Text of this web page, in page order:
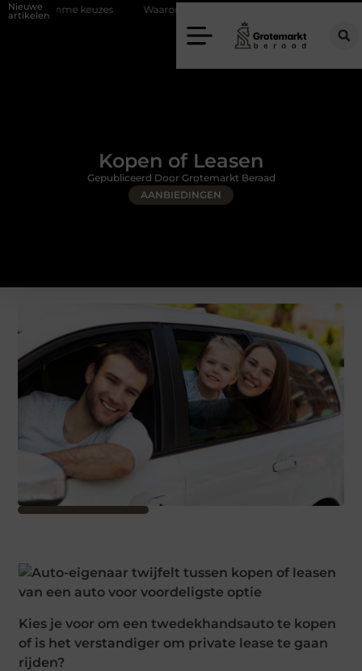
Nieuwe
artikelen Waarom kiezen voor een rijschool in Utrecht?
Kopen of Leasen
AANBIEDINGEN
Gepubliceerd Door Grotemarkt Beraad
Kies je voor om een twedekhandsauto te kopen
of is het verstandiger om private lease te gaan
rijden?